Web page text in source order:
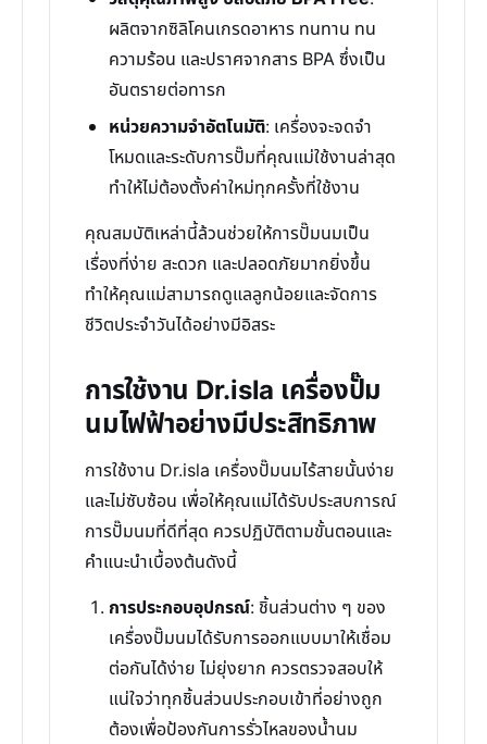
ผลิตจากซิลิโคนเกรดอาหาร ทนทาน ทน
ความร้อน และปราศจากสาร BPA ซึ่งเป็น
อันตรายต่อทารก
หน่วยความจำอัตโนมัติ: เครื่องจะจดจำ
โหมดและระดับการปั๊มที่คุณแม่ใช้งานล่าสุด
ทำให้ไม่ต้องตั้งค่าใหม่ทุกครั้งที่ใช้งาน
คุณสมบัติเหล่านี้ล้วนช่วยให้การปั๊มนมเป็น
เรื่องที่ง่าย สะดวก และปลอดภัยมากยิ่งขึ้น
ทำให้คุณแม่สามารถดูแลลูกน้อยและจัดการ
ชีวิตประจำวันได้อย่างมีอิสระ
การใช้งาน Dr.isla เครื่องปั๊ม
นมไฟฟ้าอย่างมีประสิทธิภาพ
การใช้งาน Dr.isla เครื่องปั๊มนมไร้สายนั้นง่าย
และไม่ซับซ้อน เพื่อให้คุณแม่ได้รับประสบการณ์
การปั๊มนมที่ดีที่สุด ควรปฏิบัติตามขั้นตอนและ
คำแนะนำเบื้องต้นดังนี้
การประกอบอุปกรณ์: ชิ้นส่วนต่าง ๆ ของ
เครื่องปั๊มนมได้รับการออกแบบมาให้เชื่อม
ต่อกันได้ง่าย ไม่ยุ่งยาก ควรตรวจสอบให้
แน่ใจว่าทุกชิ้นส่วนประกอบเข้าที่อย่างถูก
ต้องเพื่อป้องกันการรั่วไหลของน้ำนม